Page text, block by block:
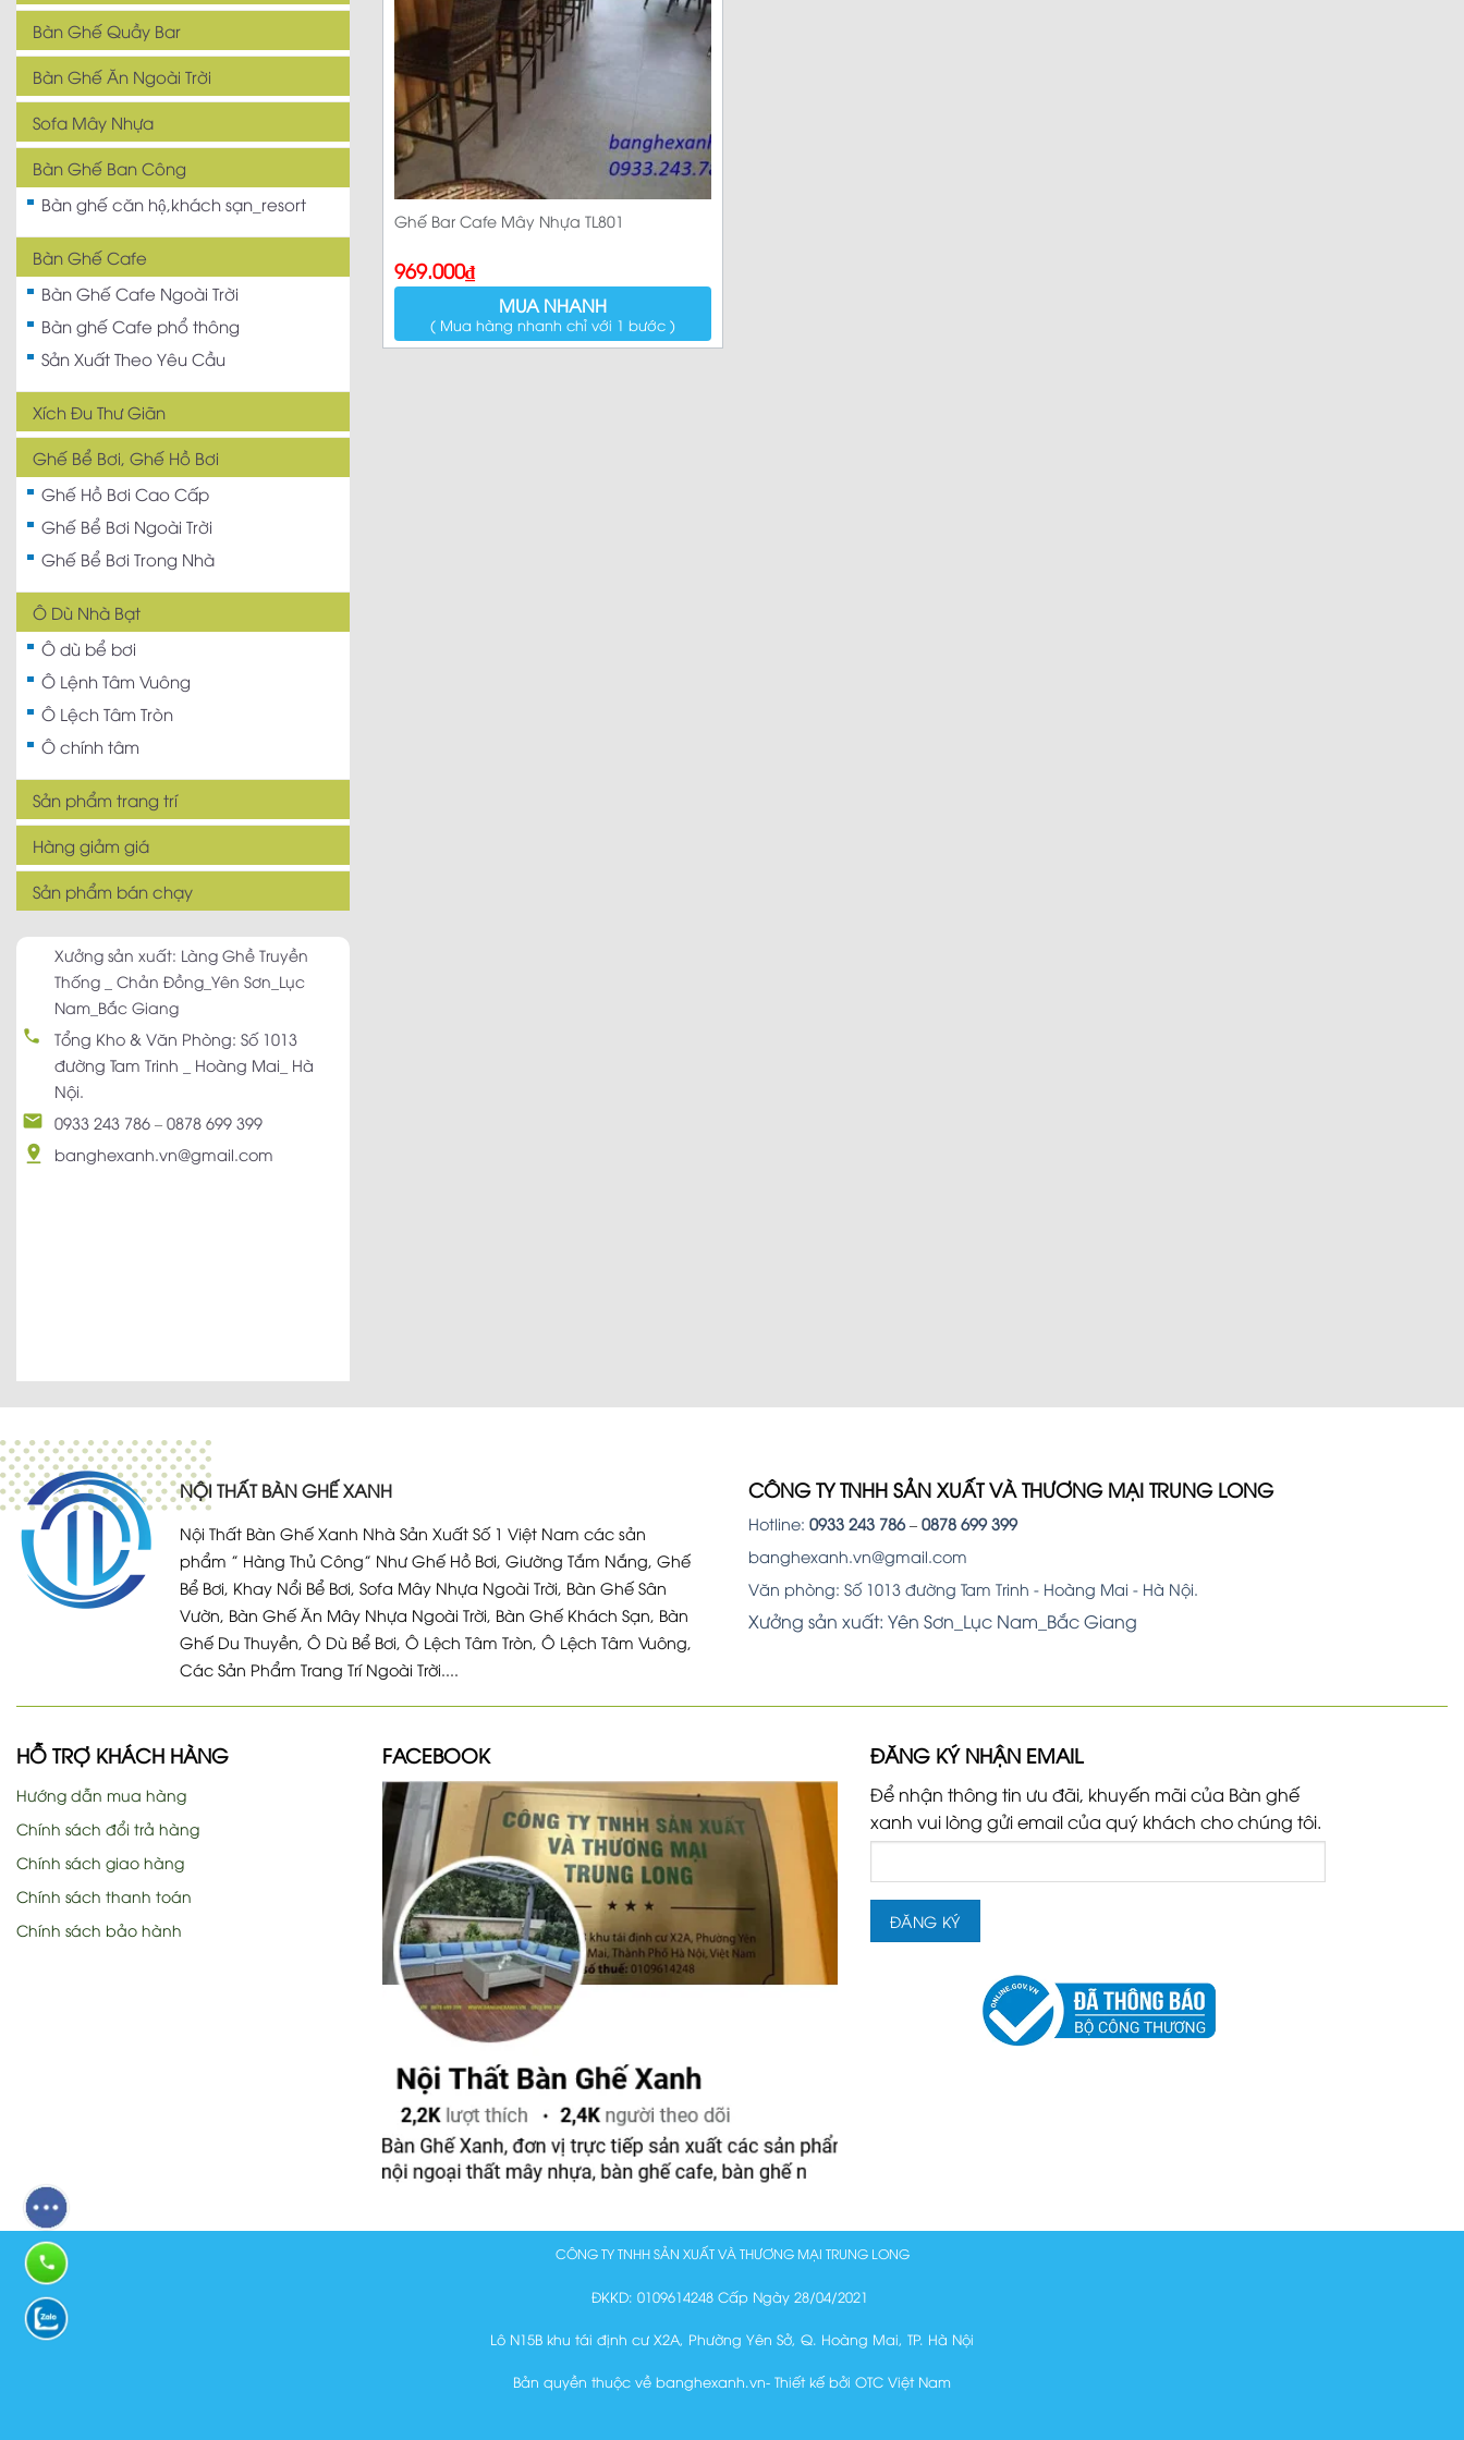
Bàn Ghế Quầy Bar
Bàn Ghế Ăn Ngoài Trời
Sofa Mây Nhựa
Bàn Ghế Ban Công
Bàn ghế căn hộ,khách sạn_resort
Bàn Ghế Cafe
Bàn Ghế Cafe Ngoài Trời
Bàn ghế Cafe phổ thông
Sản Xuất Theo Yêu Cầu
Xích Đu Thư Giãn
Ghế Bể Bơi, Ghế Hồ Bơi
Ghế Hồ Bơi Cao Cấp
Ghế Bể Bơi Ngoài Trời
Ghế Bể Bơi Trong Nhà
Ô Dù Nhà Bạt
Ô dù bể bơi
Ô Lệnh Tâm Vuông
Ô Lệch Tâm Tròn
Ô chính tâm
Sản phẩm trang trí
Hàng giảm giá
Sản phẩm bán chạy
Xưởng sản xuất: Làng Ghề Truyền
Thống _ Chản Đồng_Yên Sơn_Lục
Nam_Bắc Giang
Tổng Kho & Văn Phòng: Số 1013
đường Tam Trinh _ Hoàng Mai_ Hà
Nội.
0933 243 786 – 0878 699 399
banghexanh.vn@gmail.com
Ghế Bar Cafe Mây Nhựa TL801
969.000₫
MUA NHANH
( Mua hàng nhanh chỉ với 1 bước )
NỘI THẤT BÀN GHẾ XANH
Nội Thất Bàn Ghế Xanh Nhà Sản Xuất Số 1 Việt Nam các sản
phẩm ” Hàng Thủ Công” Như Ghế Hồ Bơi, Giường Tắm Nắng, Ghế
Bể Bơi, Khay Nổi Bể Bơi, Sofa Mây Nhựa Ngoài Trời, Bàn Ghế Sân
Vườn, Bàn Ghế Ăn Mây Nhựa Ngoài Trời, Bàn Ghế Khách Sạn, Bàn
Ghế Du Thuyền, Ô Dù Bể Bơi, Ô Lệch Tâm Tròn, Ô Lệch Tâm Vuông,
Các Sản Phẩm Trang Trí Ngoài Trời....
CÔNG TY TNHH SẢN XUẤT VÀ THƯƠNG MẠI TRUNG LONG
Hotline: 0933 243 786– 0878 699 399
banghexanh.vn@gmail.com
Văn phòng: Số 1013 đường Tam Trinh - Hoàng Mai - Hà Nội.
Xưởng sản xuất: Yên Sơn_Lục Nam_Bắc Giang
HỖ TRỢ KHÁCH HÀNG
Hướng dẫn mua hàng
Chính sách đổi trả hàng
Chính sách giao hàng
Chính sách thanh toán
Chính sách bảo hành
FACEBOOK ĐĂNG KÝ NHẬN EMAIL
Để nhận thông tin ưu đãi, khuyến mãi của Bàn ghế
xanh vui lòng gửi email của quý khách cho chúng tôi.
CÔNG TY TNHH SẢN XUẤT VÀ THƯƠNG MẠI TRUNG LONG
ĐKKD: 0109614248 Cấp Ngày 28/04/2021
Lô N15B khu tái định cư X2A, Phường Yên Sở, Q. Hoàng Mai, TP. Hà Nội
Bản quyền thuộc về banghexanh.vn- Thiết kế bởi OTC Việt Nam